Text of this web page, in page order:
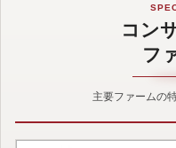
コン
フ
主要ファームの